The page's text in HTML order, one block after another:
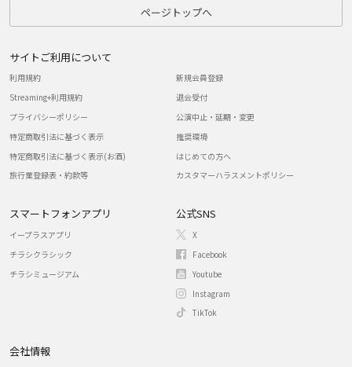
ページトップへ
サイトご利用について
利用規約
Streaming+利用規約
プライバシーポリシー
特定商取引法に基づく表示
特定商取引法に基づく表示(お酒)
旅行業登録表・約款等
新規会員登録
退会受付
公演中止・延期・変更
推奨環境
はじめての方へ
カスタマーハラスメントポリシー
スマートフォンアプリ
イープラスアプリ
チラシクラシック
チラシミュージアム
公式SNS
X
Facebook
Youtube
Instagram
TikTok
会社情報